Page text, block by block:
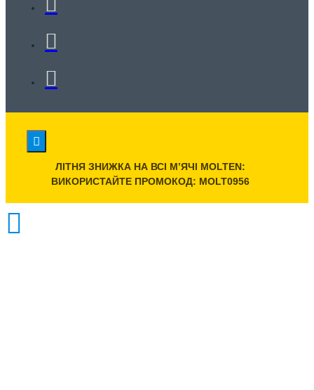
ЛІТНЯ ЗНИЖКА НА ВСІ МʼЯЧІ MOLTEN:
ВИКОРИСТАЙТЕ ПРОМОКОД: MOLT0956